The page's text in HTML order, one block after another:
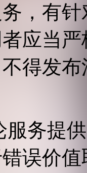
，有
应当
得发
服务提
误价